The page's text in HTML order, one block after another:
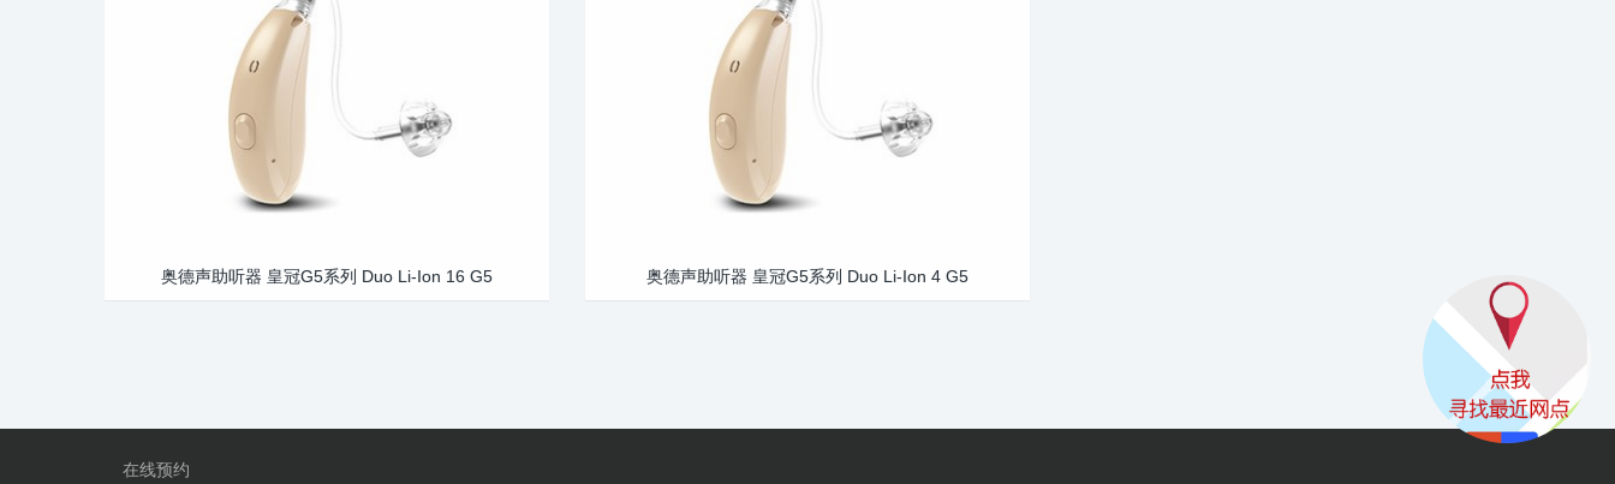
奥德声助听器 皇冠G5系列 Duo Li-Ion 16 G5 奥德声助听器 皇冠G5系列 Duo Li-Ion 4 G5
在线预约